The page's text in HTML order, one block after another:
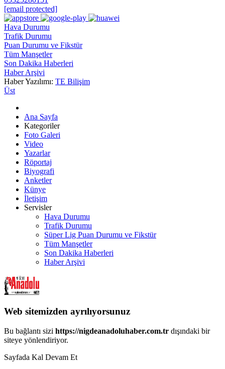
[email protected]
Hava Durumu
Trafik Durumu
Puan Durumu ve Fikstür
Tüm Manşetler
Son Dakika Haberleri
Haber Arşivi
Haber Yazılımı: TE Bilişim
Üst
Ana Sayfa
Kategoriler
Foto Galeri
Video
Yazarlar
Röportaj
Biyografi
Anketler
Künye
İletişim
Servisler
Hava Durumu
Trafik Durumu
Süper Lig Puan Durumu ve Fikstür
Tüm Manşetler
Son Dakika Haberleri
Haber Arşivi
Web sitemizden ayrılıyorsunuz
Bu bağlantı sizi https://nigdeanadoluhaber.com.tr dışındaki bir
siteye yönlendiriyor.
Sayfada Kal Devam Et